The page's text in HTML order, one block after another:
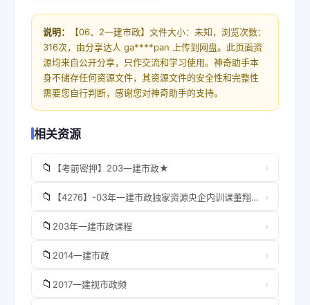
说明：
【06、2一建市政】文件大小：未知，浏览次数：
316次，由分享达人 ga****pan 上传到网盘。此页面资
源均来自公开分享，只作交流和学习使用。神奇助手本
身不储存任何资源文件，其资源文件的安全性和完整性
需要您自行判断，感谢您对神奇助手的支持。
相关资源
📁 【考前密押】203一建市政★ ›
📁 【4276】-03年一建市政独家资源央企内训课董翔（新教材）重点推荐 ›
📁 203年一建市政课程 ›
📁 2014一建市政 ›
📁 2017一建视市政频 ›